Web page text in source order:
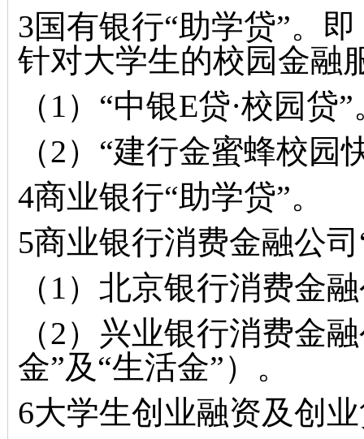
3国有银行“助学贷”。
针对大学生的校园金融
（1）“中银E贷·校园贷”
（2）“建行金蜜蜂校园
4商业银行“助学贷”。
5商业银行消费金融公
（1）北京银行消费金
（2）兴业银行消费金
金”及“生活金”）。
6大学生创业融资及创